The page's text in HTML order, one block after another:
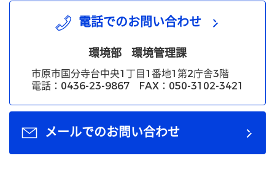
電話でのお問い合わせ
環境部 環境管理課
市原市国分寺台中央1丁目1番地1第2庁舎3階
電話：0436-23-9867 FAX：050-3102-3421
メールでのお問い合わせ